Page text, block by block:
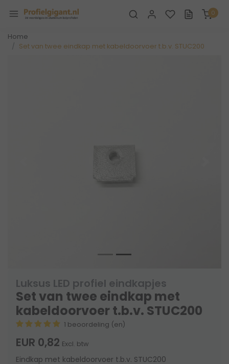
0
Home
Set van twee eindkap met kabeldoorvoer t.b.v. STUC200
Luksus LED profiel eindkapjes
Set van twee eindkap met
kabeldoorvoer t.b.v. STUC200
1 beoordeling (en)
EUR 0,82 Excl. btw
Eindkap met kabeldoorvoer t.b.v. STUC200